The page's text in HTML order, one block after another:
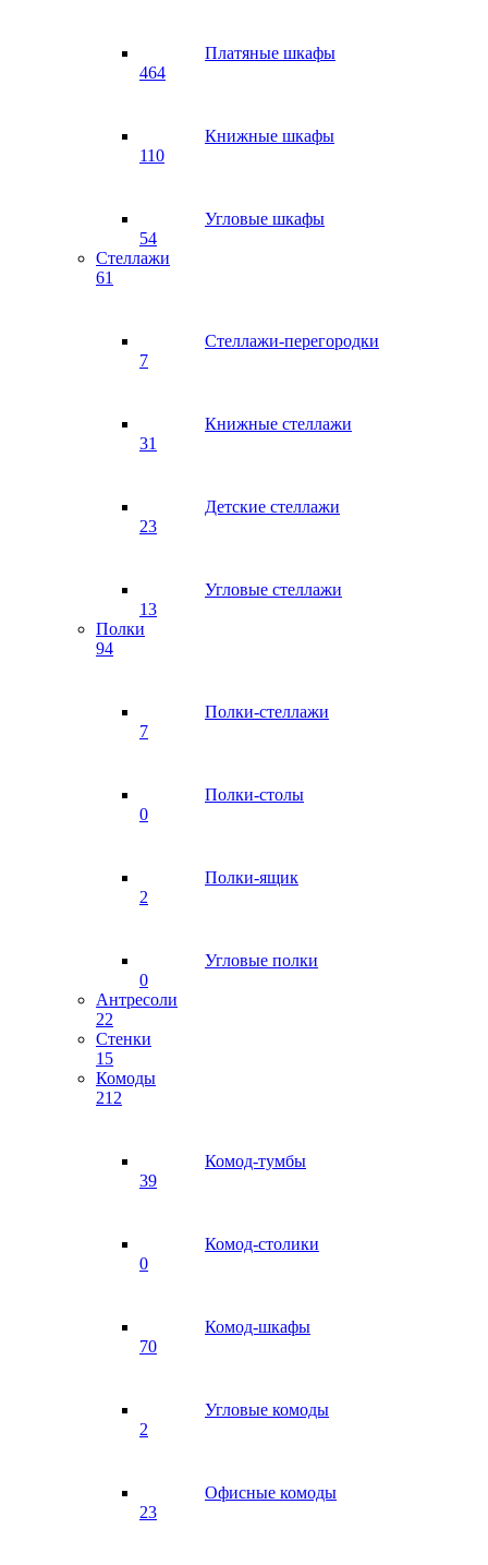
Платяные шкафы
464
Книжные шкафы
110
Угловые шкафы
54
Стеллажи
61
Стеллажи-перегородки
7
Книжные стеллажи
31
Детские стеллажи
23
Угловые стеллажи
13
Полки
94
Полки-стеллажи
7
Полки-столы
0
Полки-ящик
2
Угловые полки
0
Антресоли
22
Стенки
15
Комоды
212
Комод-тумбы
39
Комод-столики
0
Комод-шкафы
70
Угловые комоды
2
Офисные комоды
23